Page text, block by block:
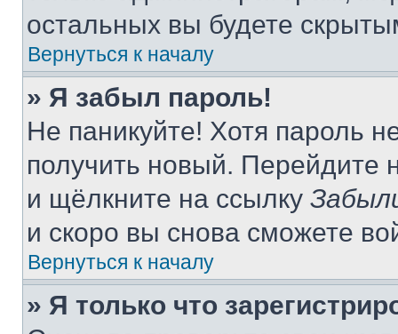
остальных вы будете
Вернуться к началу
» Я забыл пароль!
Не паникуйте! Хотя пароль
получить новый. Перейдите
и щёлкните на ссылку
и скоро вы снова сможете
Вернуться к началу
» Я только что